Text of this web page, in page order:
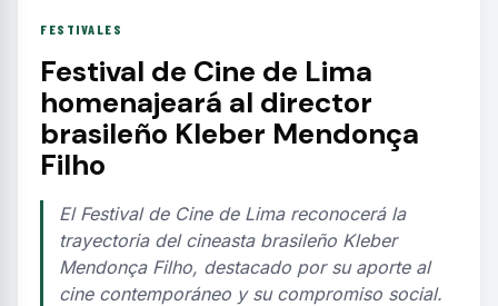
FESTIVALES
Festival de Cine de Lima
homenajeará al director
brasileño Kleber Mendonça
Filho
El Festival de Cine de Lima reconocerá la
trayectoria del cineasta brasileño Kleber
Mendonça Filho, destacado por su aporte al
cine contemporáneo y su compromiso social.